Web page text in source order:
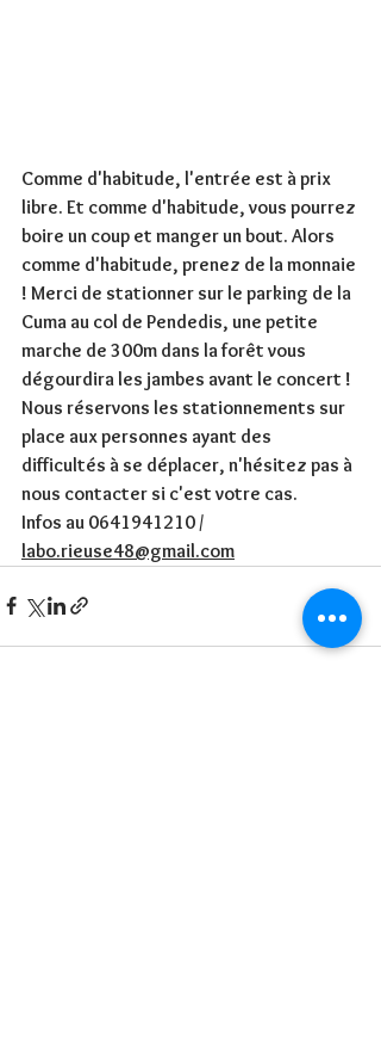
Comme d'habitude, l'entrée est à prix
libre. Et comme d'habitude, vous pourrez
boire un coup et manger un bout. Alors
comme d'habitude, prenez de la monnaie
! Merci de stationner sur le parking de la
Cuma au col de Pendedis, une petite
marche de 300m dans la forêt vous
dégourdira les jambes avant le concert !
Nous réservons les stationnements sur
place aux personnes ayant des
difficultés à se déplacer, n'hésitez pas à
nous contacter si c'est votre cas.
Infos au 0641941210 /
labo.rieuse48@gmail.com